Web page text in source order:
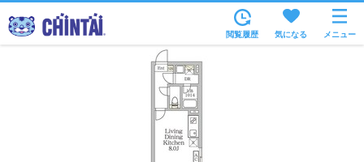
住所から
家賃相場から
通勤通学時間から
閲覧履歴 気になる メニュー